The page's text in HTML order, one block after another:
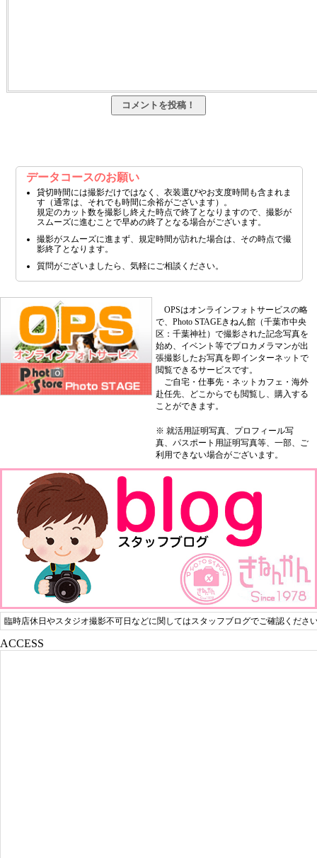
データコースのお願い
貸切時間には撮影だけではなく、衣装選びやお支度時間も含まれま
す（通常は、それでも時間に余裕がございます）。
規定のカット数を撮影し終えた時点で終了となりますので、撮影が
スムーズに進むことで早めの終了となる場合がございます。
撮影がスムーズに進まず、規定時間が訪れた場合は、その時点で撮
影終了となります。
質問がございましたら、気軽にご相談ください。
OPSはオンラインフォトサービスの略
で、Photo STAGEきねん館（千葉市中央
区：千葉神社）で撮影された記念写真を
始め、イベント等でプロカメラマンが出
張撮影したお写真を即インターネットで
閲覧できるサービスです。
ご自宅・仕事先・ネットカフェ・海外
赴任先、どこからでも閲覧し、購入する
ことができます。
※ 就活用証明写真、プロフィール写
真、パスポート用証明写真等、一部、ご
利用できない場合がございます。
臨時店休日やスタジオ撮影不可日などに関してはスタッフブログでご確認くださ
ACCESS